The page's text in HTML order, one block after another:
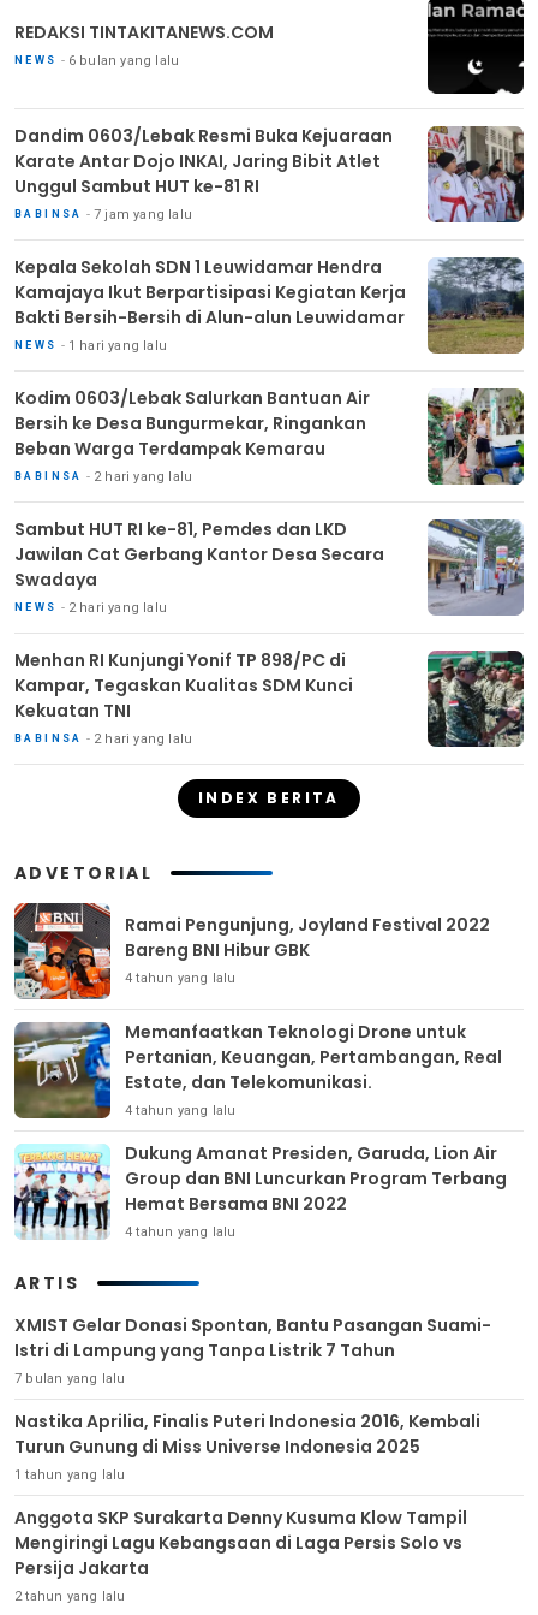
REDAKSI TINTAKITANEWS.COM
NEWS 6 bulan yang lalu
Dandim 0603/Lebak Resmi Buka Kejuaraan
Karate Antar Dojo INKAI, Jaring Bibit Atlet
Unggul Sambut HUT ke-81 RI
BABINSA 7 jam yang lalu
Kepala Sekolah SDN 1 Leuwidamar Hendra
Kamajaya Ikut Berpartisipasi Kegiatan Kerja
Bakti Bersih-Bersih di Alun-alun Leuwidamar
NEWS 1 hari yang lalu
Kodim 0603/Lebak Salurkan Bantuan Air
Bersih ke Desa Bungurmekar, Ringankan
Beban Warga Terdampak Kemarau
BABINSA 2 hari yang lalu
Sambut HUT RI ke-81, Pemdes dan LKD
Jawilan Cat Gerbang Kantor Desa Secara
Swadaya
NEWS 2 hari yang lalu
Menhan RI Kunjungi Yonif TP 898/PC di
Kampar, Tegaskan Kualitas SDM Kunci
Kekuatan TNI
BABINSA 2 hari yang lalu
INDEX BERITA
ADVETORIAL
Ramai Pengunjung, Joyland Festival 2022
Bareng BNI Hibur GBK
4 tahun yang lalu
Memanfaatkan Teknologi Drone untuk
Pertanian, Keuangan, Pertambangan, Real
Estate, dan Telekomunikasi.
4 tahun yang lalu
Dukung Amanat Presiden, Garuda, Lion Air
Group dan BNI Luncurkan Program Terbang
Hemat Bersama BNI 2022
4 tahun yang lalu
ARTIS
XMIST Gelar Donasi Spontan, Bantu Pasangan Suami-
Istri di Lampung yang Tanpa Listrik 7 Tahun
7 bulan yang lalu
Nastika Aprilia, Finalis Puteri Indonesia 2016, Kembali
Turun Gunung di Miss Universe Indonesia 2025
1 tahun yang lalu
Anggota SKP Surakarta Denny Kusuma Klow Tampil
Mengiringi Lagu Kebangsaan di Laga Persis Solo vs
Persija Jakarta
2 tahun yang lalu